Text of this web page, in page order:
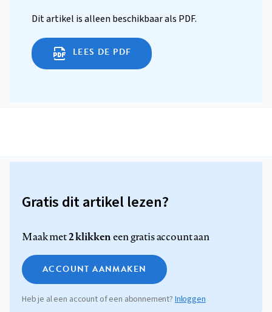
Dit artikel is alleen beschikbaar als PDF.
LEES DE PDF
Gratis dit artikel lezen?
Maak met2 klikkeneen gratis account aan
ACCOUNT AANMAKEN
Heb je al een account of een abonnement? Inloggen